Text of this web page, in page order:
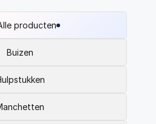
producten
Buizen